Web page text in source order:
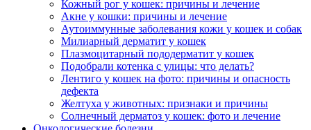
Кожный рог у кошек: причины и лечение
Акне у кошки: причины и лечение
Аутоиммунные заболевания кожи у кошек и собак
Милиарный дерматит у кошек
Плазмоцитарный пододерматит у кошек
Подобрали котенка с улицы: что делать?
Лентиго у кошек на фото: причины и опасность
дефекта
Желтуха у животных: признаки и причины
Солнечный дерматоз у кошек: фото и лечение